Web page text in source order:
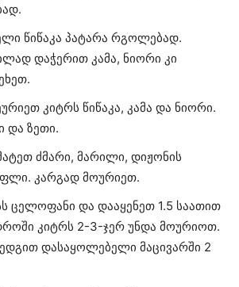
წიწაკა პატარა რგოლებად.
დაჭერით კამა, ნიორი კი
კიტრს წიწაკა, კამა და ნიორი.
და ზეთი.
ძმარი, მარილი, დიჟონის
კარგად მოურიეთ.
ცელოფანი და დააყენეთ 1.5 საათით
კიტრს 2-3-ჯერ უნდა მოურიოთ.
დასაყოლებელი მაცივარში 2